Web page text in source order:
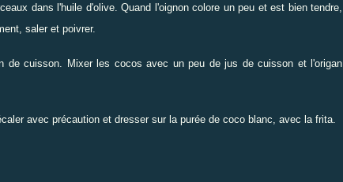
dans l'huile d'olive. Quand l'oignon colore un peu et est bien tendre,
saler et poivrer.
de cuisson. Mixer les cocos avec un peu de jus de cuisson et l'origan
avec précaution et dresser sur la purée de coco blanc, avec la frita.